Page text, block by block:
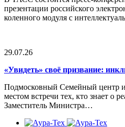
презентации российского
коленного модуля с
29.07.26
«Увидеть» своё призвание:
Подмосковный Семейный центр
местом встречи тех, кто знает о
Заместитель Министра…